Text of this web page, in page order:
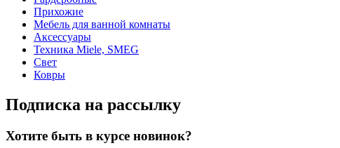
Прихожие
Мебель для ванной комнаты
Аксессуары
Техника Miele, SMEG
Свет
Ковры
Подписка на рассылку
Хотите быть в курсе новинок?